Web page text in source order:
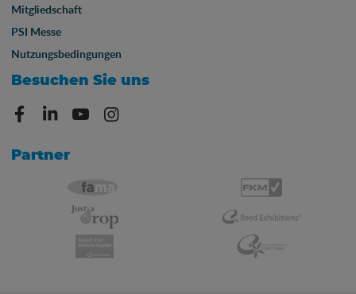
Mitgliedschaft
PSI Messe
Nutzungsbedingungen
Besuchen Sie uns
Partner